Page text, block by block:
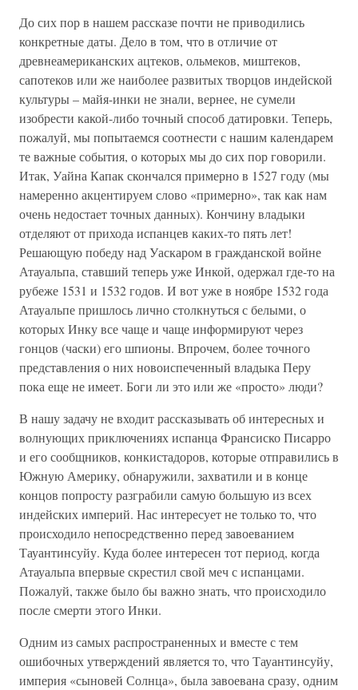
До сих пор в нашем рассказе почти не приводились
конкретные даты. Дело в том, что в отличие от
древнеамериканских ацтеков, ольмеков, миштеков,
сапотеков или же наиболее развитых творцов индейской
культуры – майя-инки не знали, вернее, не сумели
изобрести какой-либо точный способ датировки. Теперь,
пожалуй, мы попытаемся соотнести с нашим календарем
те важные события, о которых мы до сих пор говорили.
Итак, Уайна Капак скончался примерно в 1527 году (мы
намеренно акцентируем слово «примерно», так как нам
очень недостает точных данных). Кончину владыки
отделяют от прихода испанцев каких-то пять лет!
Решающую победу над Уаскаром в гражданской войне
Атауальпа, ставший теперь уже Инкой, одержал где-то на
рубеже 1531 и 1532 годов. И вот уже в ноябре 1532 года
Атауальпе пришлось лично столкнуться с белыми, о
которых Инку все чаще и чаще информируют через
гонцов (часки) его шпионы. Впрочем, более точного
представления о них новоиспеченный владыка Перу
пока еще не имеет. Боги ли это или же «просто» люди?
В нашу задачу не входит рассказывать об интересных и
волнующих приключениях испанца Франсиско Писарро
и его сообщников, конкистадоров, которые отправились в
Южную Америку, обнаружили, захватили и в конце
концов попросту разграбили самую большую из всех
индейских империй. Нас интересует не только то, что
происходило непосредственно перед завоеванием
Тауантинсуйу. Куда более интересен тот период, когда
Атауальпа впервые скрестил свой меч с испанцами.
Пожалуй, также было бы важно знать, что происходило
после смерти этого Инки.
Одним из самых распространенных и вместе с тем
ошибочных утверждений является то, что Тауантинсуйу,
империя «сыновей Солнца», была завоевана сразу, одним